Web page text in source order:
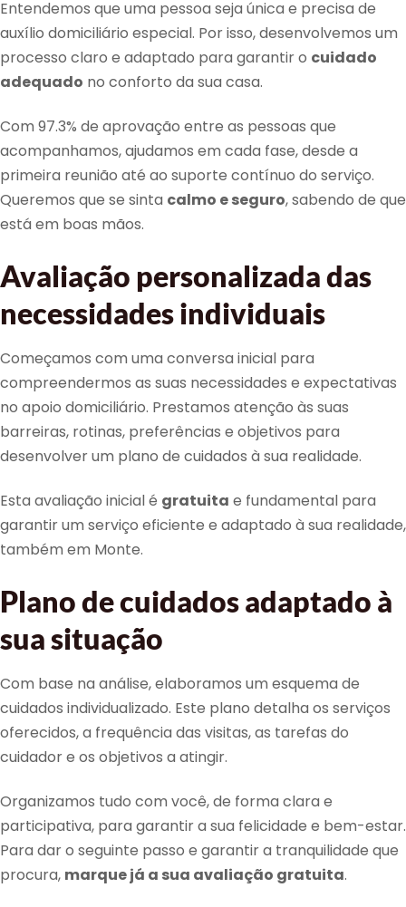
Entendemos que uma pessoa seja única e precisa de
auxílio domiciliário especial. Por isso, desenvolvemos um
processo claro e adaptado para garantir o cuidado
adequado no conforto da sua casa.
Com 97.3% de aprovação entre as pessoas que
acompanhamos, ajudamos em cada fase, desde a
primeira reunião até ao suporte contínuo do serviço.
Queremos que se sinta calmo e seguro, sabendo de que
está em boas mãos.
Avaliação personalizada das
necessidades individuais
Começamos com uma conversa inicial para
compreendermos as suas necessidades e expectativas
no apoio domiciliário. Prestamos atenção às suas
barreiras, rotinas, preferências e objetivos para
desenvolver um plano de cuidados à sua realidade.
Esta avaliação inicial é gratuita e fundamental para
garantir um serviço eficiente e adaptado à sua realidade,
também em Monte.
Plano de cuidados adaptado à
sua situação
Com base na análise, elaboramos um esquema de
cuidados individualizado. Este plano detalha os serviços
oferecidos, a frequência das visitas, as tarefas do
cuidador e os objetivos a atingir.
Organizamos tudo com você, de forma clara e
participativa, para garantir a sua felicidade e bem-estar.
Para dar o seguinte passo e garantir a tranquilidade que
procura, marque já a sua avaliação gratuita.